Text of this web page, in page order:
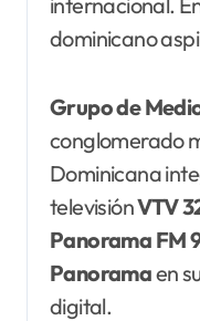
dominicano
Grupo de
conglomerado
Dominicana
televisiónVTV
Panorama FM
Panoramaen
digital.